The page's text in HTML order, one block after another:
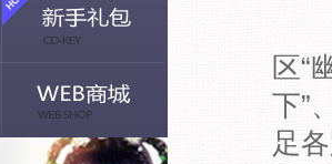
区“
下”
足